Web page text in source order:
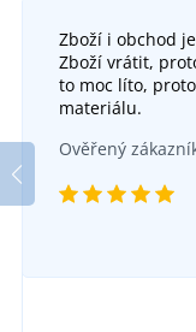
Zboží i obchod
Zboží vrátit,
to moc líto,
materiálu.
Ověřený